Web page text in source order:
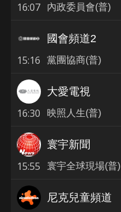
16:07 內政委員會(普)
15:16
國會頻道2
黨團協商(普)
16:30
大愛電視
映照人生(普)
15:55
寰宇新聞
寰宇全球現場(普)
尼克兒童頻道